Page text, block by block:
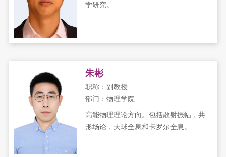
学研究。
朱彬
职称：副教授
部门：物理学院
高能物理理论方向。包括散射振幅，共
形场论，天球全息和卡罗尔全息。